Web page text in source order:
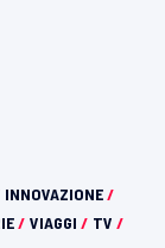
INNOVAZIONE/
/ VIAGGI / TV /